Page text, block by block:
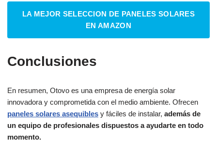
LA MEJOR SELECCION DE PANELES SOLARES
EN AMAZON
Conclusiones
En resumen, Otovo es una empresa de energía solar
innovadora y comprometida con el medio ambiente. Ofrecen
paneles solares asequibles y fáciles de instalar, además de
un equipo de profesionales dispuestos a ayudarte en todo
momento.